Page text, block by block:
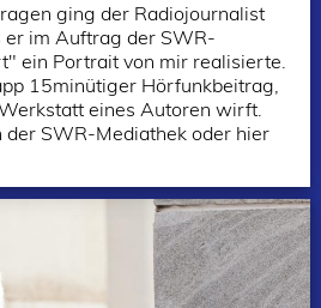
ging der Radiojournalist
er im Auftrag der SWR-
ein Portrait von mir realisierte.
15minütiger Hörfunkbeitrag,
eines Autoren wirft.
der SWR-Mediathek oder hier